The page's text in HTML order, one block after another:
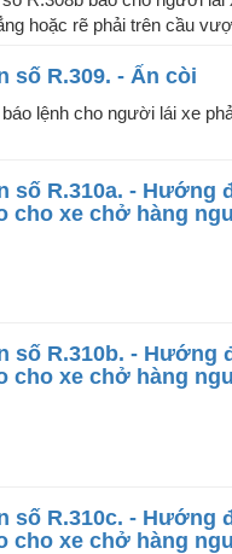
hoặc rẽ phải trên cầu
số R.309. - Ấn còi
báo lệnh cho người lái xe
số R.310a. - Hướng
cho xe chở hàng
số R.310b. - Hướng
cho xe chở hàng
số R.310c. - Hướng
cho xe chở hàng